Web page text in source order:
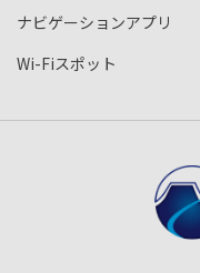
ナビゲーションアプリ
Wi-Fiスポット